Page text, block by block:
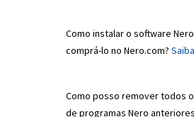
Como instalar o software
comprá-lo no Nero.com?
Como posso remover todos
de programas Nero